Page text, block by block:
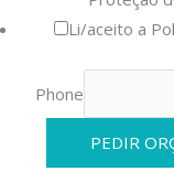
Li/aceito a
Phone
PEDIR